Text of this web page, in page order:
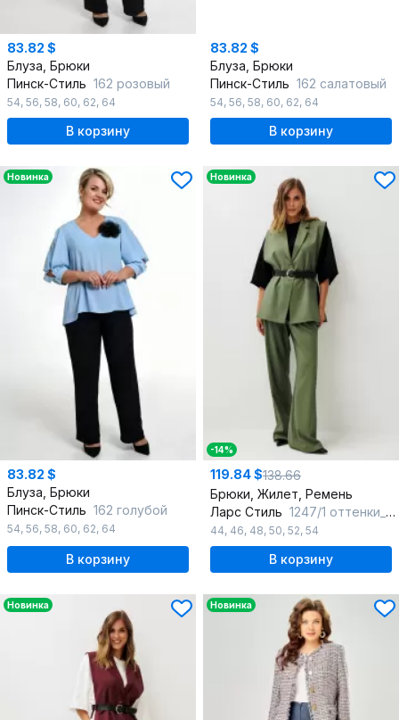
83.82 $
Блуза, Брюки
Пинск-Стиль 162 розовый
54, 56, 58, 60, 62, 64
В корзину
83.82 $
Блуза, Брюки
Пинск-Стиль 162 салатовый
54, 56, 58, 60, 62, 64
В корзину
Новинка
83.82 $
Блуза, Брюки
Пинск-Стиль 162 голубой
54, 56, 58, 60, 62, 64
В корзину
Новинка
-14%
119.84 $138.66
Брюки, Жилет, Ремень
Ларс Стиль 1247/1 оттенки_хвои
44, 46, 48, 50, 52, 54
В корзину
Новинка Новинка